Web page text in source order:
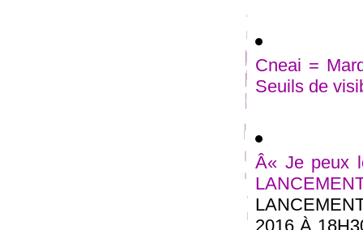
Cneai =
Seuils de
Â« Je peux
2016 À